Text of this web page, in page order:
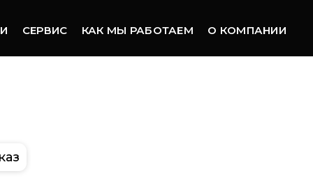
СЕРВИС КАК МЫ РАБОТАЕМ О КОМПАНИИ